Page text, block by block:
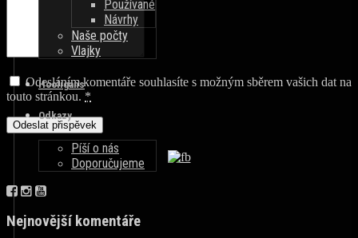
Používané
Návrhy
Naše počty
Vlajky
Hooligans
Odkazy
Píší o nás
Doporučujeme
Odesláním komentáře souhlasíte s možným sběrem vašich dat na
touto stránkou. *
Nejnovější komentáře